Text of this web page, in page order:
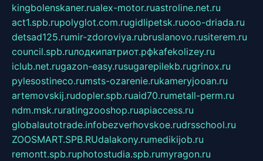
kingbolenskaner.rualex-motor.ruastroline.net.ru
act1.spb.rupolyglot.com.rugidlipetsk.ruooo-driada.ru
detsad125.rumir-zdoroviya.rubruslanovo.rusiterem.ru
council.spb.ruлодкипатриот.рфkafekolizey.ru
iclub.net.rugazon-easy.rusugarepilekb.rugrinox.ru
pylesostineco.rumsts-ozarenie.rukameryjooan.ru
artemovskij.rudopler.spb.ruaid70.rumetall-perm.ru
ndm.msk.ruratingzooshop.ruapiaccess.ru
globalautotrade.infobezverhovskoe.rudrsschool.ru
ZOOSMART.SPB.RUdalakony.rumedikijob.ru
remontt.spb.ruphotostudia.spb.rumyragon.ru